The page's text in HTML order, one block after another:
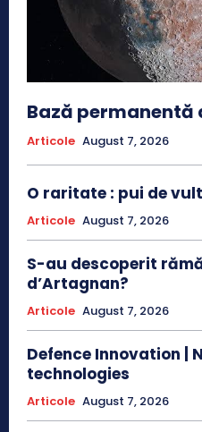
Bază permanentă
Articole August 7, 2026
O raritate : pui de
Articole August 7, 2026
S-au descoperit
d’Artagnan?
Articole August 7, 2026
Defence Innovation |
technologies
Articole August 7, 2026